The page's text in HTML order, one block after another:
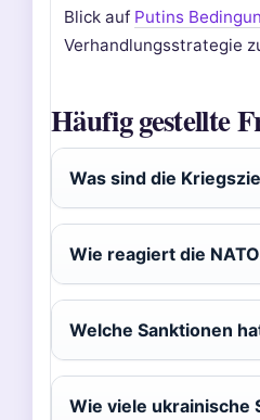
Blick auf Putins
Verhandlungsstrategie
Häufig gestellte
Was sind die
Wie reagiert die
Welche Sanktionen
Wie viele ukrainische